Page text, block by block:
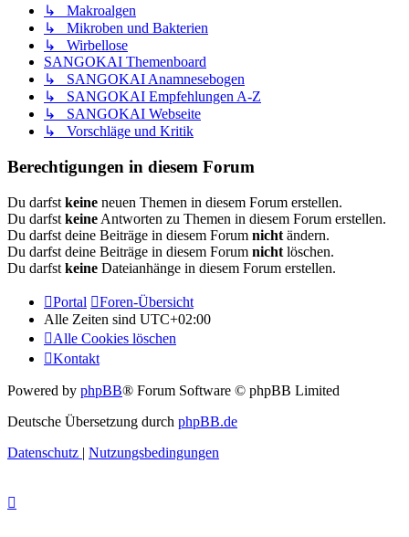
↳ Makroalgen
↳ Mikroben und Bakterien
↳ Wirbellose
SANGOKAI Themenboard
↳ SANGOKAI Anamnesebogen
↳ SANGOKAI Empfehlungen A-Z
↳ SANGOKAI Webseite
↳ Vorschläge und Kritik
Berechtigungen in diesem Forum
Du darfst keine neuen Themen in diesem Forum erstellen.
Du darfst keine Antworten zu Themen in diesem Forum erstellen.
Du darfst deine Beiträge in diesem Forum nicht ändern.
Du darfst deine Beiträge in diesem Forum nicht löschen.
Du darfst keine Dateianhänge in diesem Forum erstellen.
Portal
Foren-Übersicht
Alle Zeiten sind UTC+02:00
Alle Cookies löschen
Kontakt
Powered by phpBB® Forum Software © phpBB Limited
Deutsche Übersetzung durch phpBB.de
Datenschutz | Nutzungsbedingungen